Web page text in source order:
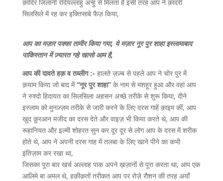
क़ादिर जिलानी रदियल्लाहु अन्हु से मिलता है इसी तरह आप ने क़ादरी
सिलसिले में रह कर इक्तिसाबे फैज़ किया,
आप का मज़ार पक्का तामीर किया गया, ये मज़ार नूर पुर शाहा इस्लामाबाद
पाकिस्तान में ज़्यारत गहे खासो आम है,
आप की दावते हक़ व तब्लीग :- हालते ज़ज़्ब से पहले आप ने चोर पुर में
क़याम किया जो बाद में“नूर पुर शाहा” के नाम से मशहूर हुआ और वहां आप
ने रुश्दो हिदायत का सिलसिला अहसन अच्छे तरीके से शुरू किया, दीने
इस्लाम को मुनज़्ज़म तरीके से जारी करने के लिए दरस गाहें क़ाइम कीं, आप
खुद क़ुरआन मजीद का दरस देते और वाइज़ भी किया करते थे, आप की
रूहानियत और इल्मी शोहरत सुन कर दूर दूर से लोग आप के दरस में शरीक
होते थे, आप ने अपनी दरस गाह में तलबा के लिए खाने पीने का कभी
इंतिज़ाम कर रखा था,
जिसका पूरा बार खर्च अल्लाह पाक अपने ख़ज़ानों से पूरा करता था, आप एक
आलिमे बा अमल थे, हक़ीक़तों तरीकत आप पर रोज़े रौशन की तरह अयाँ